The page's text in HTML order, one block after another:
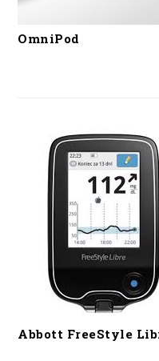
OmniPod
Abbott FreeStyle